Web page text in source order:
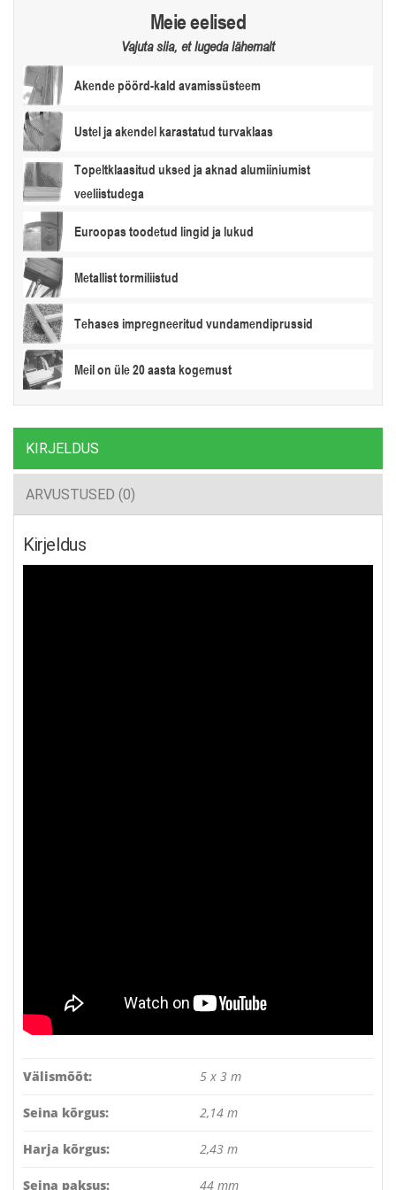
Meie eelised
Vajuta siia, et lugeda lähemalt
Akende pöörd-kald avamissüsteem
Ustel ja akendel karastatud turvaklaas
Topeltklaasitud uksed ja aknad alumiiniumist
veeliistudega
Euroopas toodetud lingid ja lukud
Metallist tormiliistud
Tehases impregneeritud vundamendiprussid
Meil on üle 20 aasta kogemust
KIRJELDUS
ARVUSTUSED (0)
Kirjeldus
Välismõõt: 5 x 3 m
Seina kõrgus: 2,14 m
Harja kõrgus: 2,43 m
Seina paksus: 44 mm